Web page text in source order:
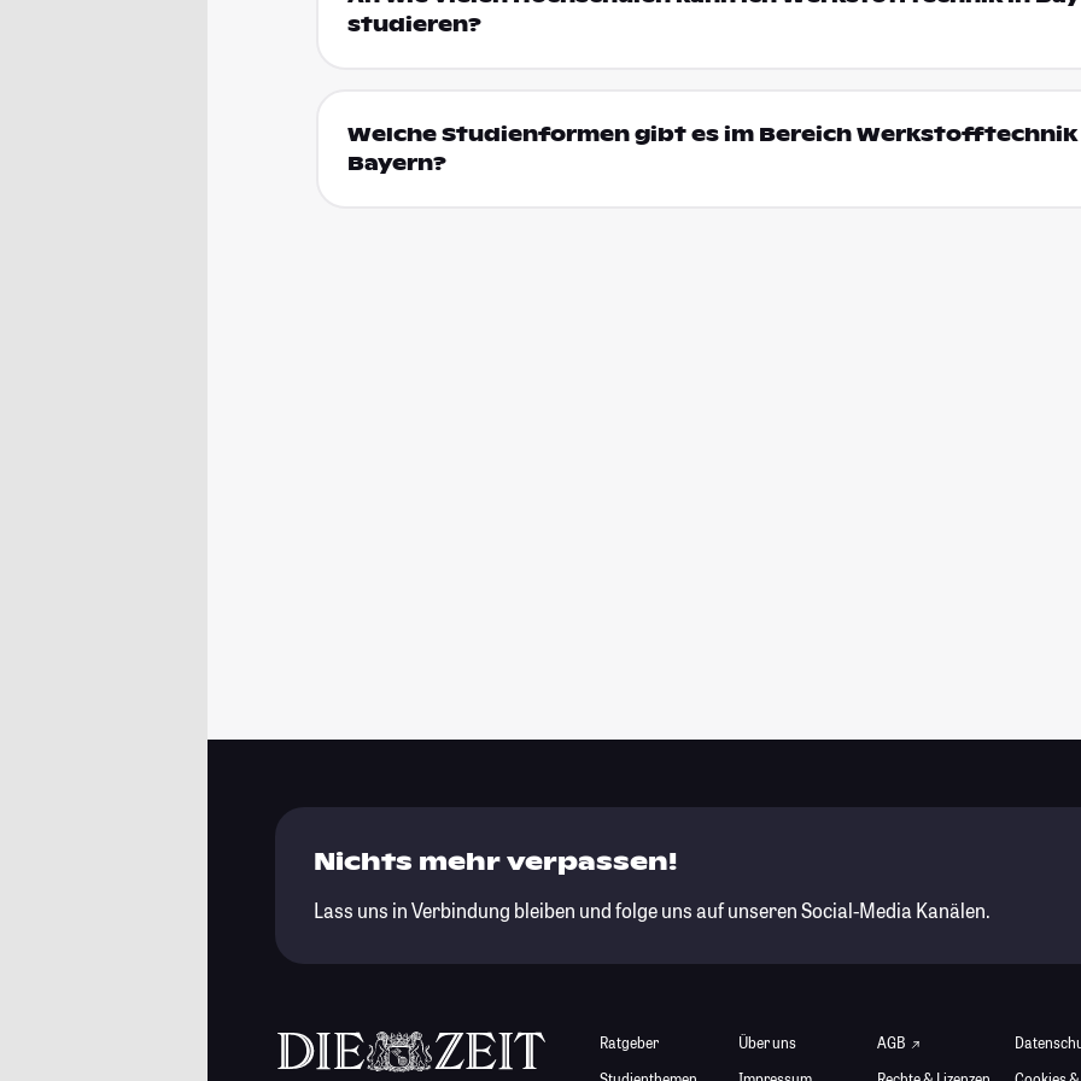
studieren?
Welche Studienformen gibt es im Bereich Werkstofftechnik
Bayern?
Nichts mehr verpassen!
Lass uns in Verbindung bleiben und folge uns auf unseren Social-Media Kanälen.
Ratgeber
Über uns
AGB